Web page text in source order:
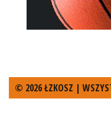
© 2026 ŁZKOSZ |